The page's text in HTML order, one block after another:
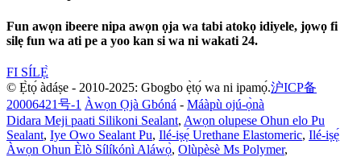
Fun awọn ibeere nipa awọn ọja wa tabi atokọ idiyele, jọwọ fi
silẹ fun wa ati pe a yoo kan si wa ni wakati 24.
FI SÍLẸ̀
© Ẹ̀tọ́ àdáṣe - 2010-2025: Gbogbo ẹ̀tọ́ wa ni ipamọ́.沪ICP备
20006421号-1 Àwọn Ọjà Gbóná - Máàpù ojú-ọ̀nà
Didara Meji paati Silikoni Sealant, Awọn olupese Ohun elo Pu
Sealant, Iye Owo Sealant Pu, Ilé-iṣẹ́ Urethane Elastomeric, Ilé-iṣẹ́
Àwọn Ohun Èlò Sílíkónì Aláwọ̀, Olùpèsè Ms Polymer,